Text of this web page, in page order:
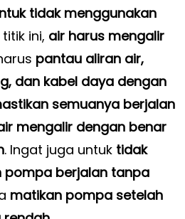
tidak menggunakan
ini, air harus mengalir
pantau aliran air,
dan kabel daya dengan
semuanya berjalan
mengalir dengan benar
. Ingat juga untuk tidak
pompa berjalan tanpa
matikan pompa setelah